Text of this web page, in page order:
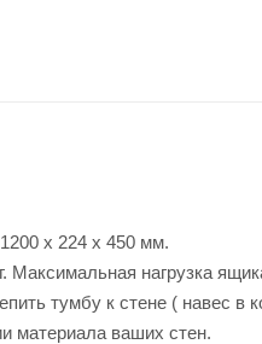
х 224 х 450 мм.
Максимальная нагрузка
тумбу к стене ( навес в
материала ваших стен.